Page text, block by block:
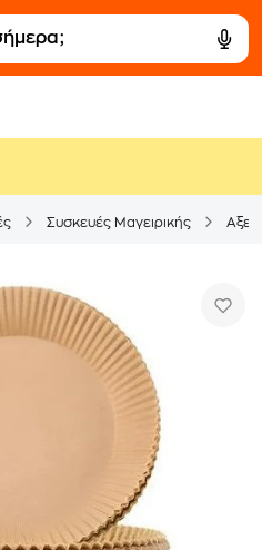
Συσκευές Μαγειρικής